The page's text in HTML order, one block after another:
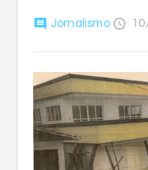
comment Jornalismo access_time